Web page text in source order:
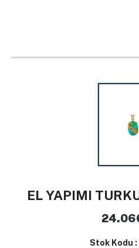
EL YAPIMI
Stok Kodu :